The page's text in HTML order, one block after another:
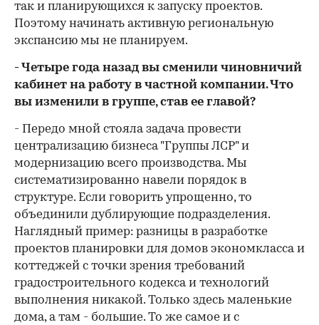
так и планирующихся к запуску проектов.
Поэтому начинать активную региональную
экспансию мы не планируем.
- Четыре года назад вы сменили чиновничий
кабинет на работу в частной компании. Что
вы изменили в группе, став ее главой?
- Передо мной стояла задача провести
централизацию бизнеса "Группы ЛСР" и
модернизацию всего производства. Мы
систематизированно навели порядок в
структуре. Если говорить упрощенно, то
объединили дублирующие подразделения.
Наглядный пример: разницы в разработке
проектов планировки для домов экономкласса и
коттеджей с точки зрения требований
градостроительного кодекса и технологий
выполнения никакой. Только здесь маленькие
дома, а там - большие. То же самое и с